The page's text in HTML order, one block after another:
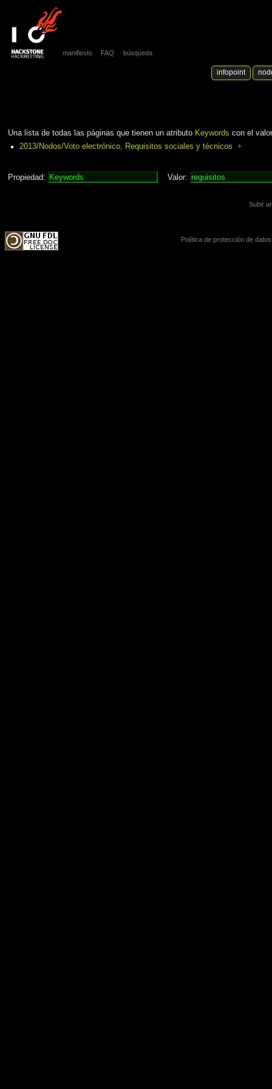
Una lista de todas las páginas que tienen un atributo Keywords con el
2013/Nodos/Voto electrónico, Requisitos sociales y técnicos
+
Propiedad: Valor:
manifiesto FAQ búsqueda
infopoint
Subir
Política de protección de datos